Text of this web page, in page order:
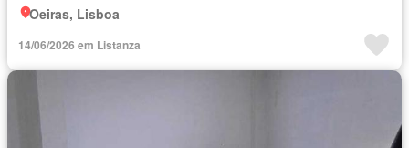
Oeiras, Lisboa
14/06/2026 em Listanza